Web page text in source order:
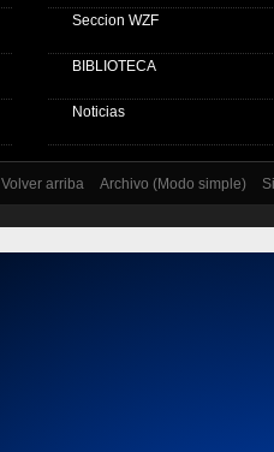
Seccion WZF
BIBLIOTECA
Noticias
Volver arriba Archivo (Modo simple)